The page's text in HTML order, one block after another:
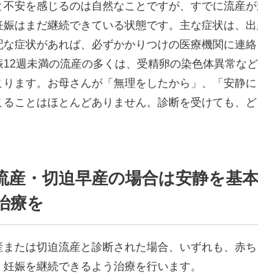
不安を感じるのは自然なことですが、すでに流産
娠はまだ継続できている状態です。主な症状は、
な症状があれば、必ずかかりつけの医療機関に連絡
12週未満の流産の多くは、受精卵の染色体異常な
ります。お母さんが「無理をしたから」、「安静
ることはほとんどありません。診断を受けても、
産・切迫早産の場合は安静を基
療を
または切迫流産と診断された場合、いずれも、赤
妊娠を継続できるよう治療を行います。